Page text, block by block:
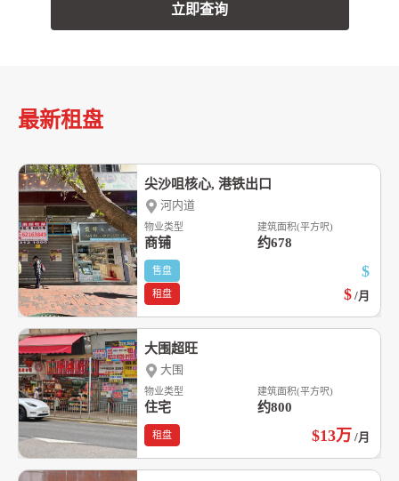
立即查询
最新租盘
尖沙咀核心, 港铁出口
河内道
物业类型
商铺
建筑面积(平方呎)
约678
售盘 $
租盘 $ /月
大围超旺
大围
物业类型
住宅
建筑面积(平方呎)
约800
租盘 $13万 /月